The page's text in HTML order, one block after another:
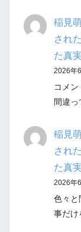
稲見
され
た真実
2026年
コメ
間違
稲見
され
た真実
2026年
色々と
事だけ